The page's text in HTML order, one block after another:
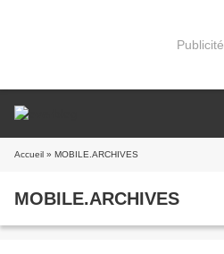
Publicité
Accueil » MOBILE.ARCHIVES
MOBILE.ARCHIVES